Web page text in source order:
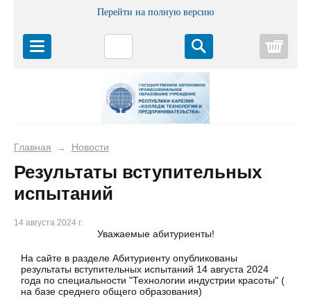
Перейти на полную версию
Главная → Новости
Результаты вступительных
испытаний
14 августа 2024 г.
Уважаемые абитуриенты!
На сайте в разделе Абитуриенту опубликованы
результаты вступительных испытаний 14 августа 2024
года по специальности "Технологии индустрии красоты" (
на базе среднего общего образования)